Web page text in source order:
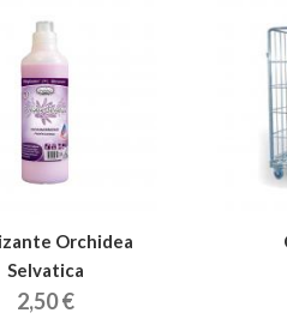
Orchidea
Selvatica
2,50 €